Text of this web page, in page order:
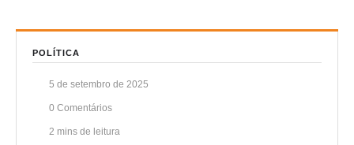
POLÍTICA
5 de setembro de 2025
0 Comentários
2 mins de leitura